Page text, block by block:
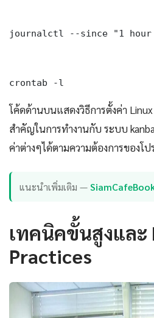
journalctl --since "1
crontab -l
โค้ดด้านบนแสดงวิธีการตั้งค่า
สำคัญในการทำงานกับ ระบบ
ค่าต่างๆได้ตามความต้องการของโป
แนะนำเพิ่มเติม —
เทคนิคขั้นสูงและ
Practices